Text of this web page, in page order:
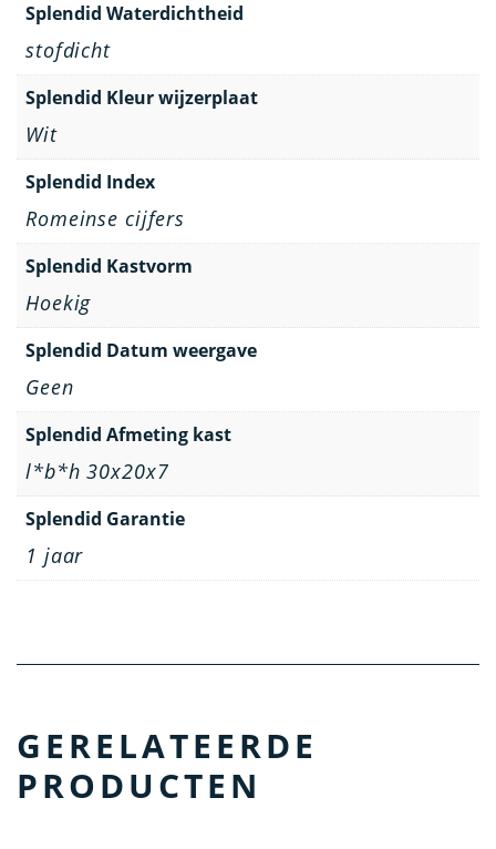
Splendid Waterdichtheid
stofdicht
Splendid Kleur wijzerplaat
Wit
Splendid Index
Romeinse cijfers
Splendid Kastvorm
Hoekig
Splendid Datum weergave
Geen
Splendid Afmeting kast
l*b*h 30x20x7
Splendid Garantie
1 jaar
GERELATEERDE
PRODUCTEN